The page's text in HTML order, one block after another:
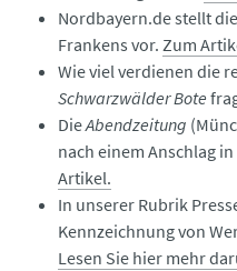
Nordbayern.de stellt
Frankens vor. Zum
Wie viel verdienen die
Schwarzwälder Bote
DieAbendzeitung
nach einem Anschlag
Artikel.
In unserer Rubrik
Kennzeichnung von
Lesen Sie hier mehr